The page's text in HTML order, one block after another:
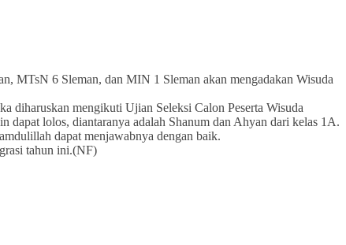
MTsN 6 Sleman, dan MIN 1 Sleman akan mengadakan Wisuda
diharuskan mengikuti Ujian Seleksi Calon Peserta Wisuda
dapat lolos, diantaranya adalah Shanum dan Ahyan dari kelas 1A.
dapat menjawabnya dengan baik.
tahun ini.(NF)